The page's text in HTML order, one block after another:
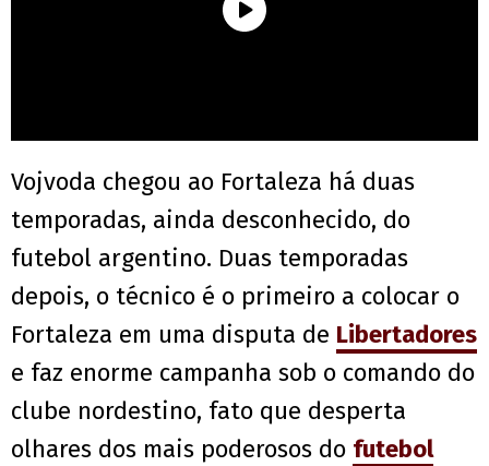
Vojvoda chegou ao Fortaleza há duas
temporadas, ainda desconhecido, do
futebol argentino. Duas temporadas
depois, o técnico é o primeiro a colocar o
Fortaleza em uma disputa de Libertadores
e faz enorme campanha sob o comando do
clube nordestino, fato que desperta
olhares dos mais poderosos do futebol